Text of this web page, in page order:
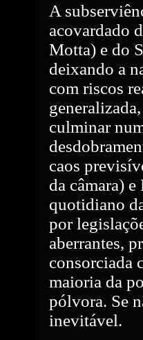
A
acovardado
Motta) e do
deixando a
com riscos
culminar
caos
da câmara)
quotidiano
por
aberrantes,
consorciada
maioria da
pólvora. Se
inevitável.